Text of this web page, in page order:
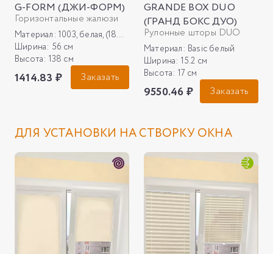
G-FORM (ДЖИ-ФОРМ)
Горизонтальные жалюзи
Материал: 1003, белая, (18мкм)
Ширина: 56 см
Высота: 138 см
1414.83 ₽ Заказать
GRANDE BOX DUO
(ГРАНД БОКС ДУО)
Рулонные шторы DUO
Материал: Basic белый
Ширина: 15.2 см
Высота: 17 см
9550.46 ₽ Заказать
ДЛЯ УСТАНОВКИ НА СТВОРКУ ОКНА